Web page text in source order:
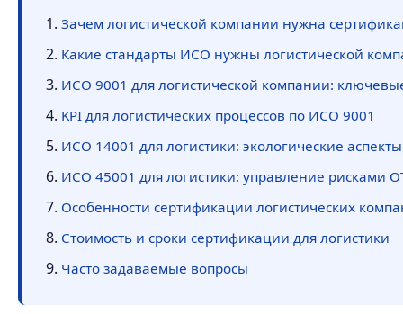
Зачем логистической компании нужна
Какие стандарты ИСО нужны логистической
ИСО 9001 для логистической компании:
KPI для логистических процессов по ИСО 9001
ИСО 14001 для логистики: экологические аспекты
ИСО 45001 для логистики: управление рисками
Особенности сертификации логистических
Стоимость и сроки сертификации для логистики
Часто задаваемые вопросы